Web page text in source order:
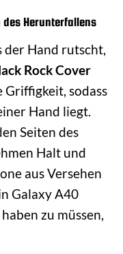
Herunterfallens
der Hand rutscht,
Rock Cover
sodass
Hand liegt.
Seiten des
Halt und
aus Versehen
Galaxy A40
zu müssen,